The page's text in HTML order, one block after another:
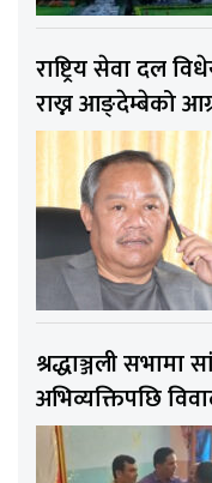
राष्ट्रिय सेवा दल
राख्न आङ्देम्बेको
श्रद्धाञ्जली सभामा
अभिव्यक्तिपछि